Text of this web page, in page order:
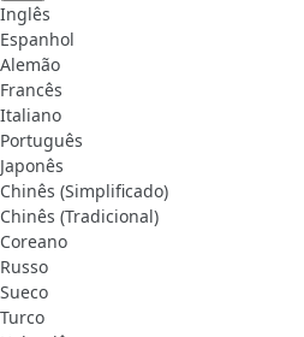
Inglês
Espanhol
Alemão
Francês
Italiano
Português
Japonês
Chinês (Simplificado)
Chinês (Tradicional)
Coreano
Russo
Sueco
Turco